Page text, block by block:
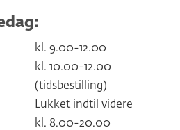
kl. 9.00-12.00
kl. 10.00-12.00
(tidsbestilling)
Lukket indtil videre
kl. 8.00-20.00